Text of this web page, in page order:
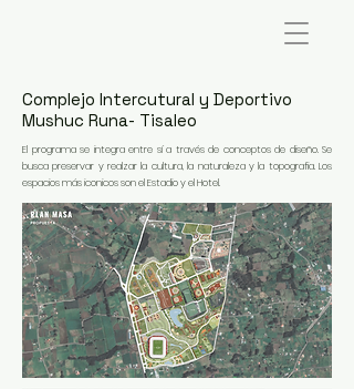
Complejo Intercutural y Deportivo
Mushuc Runa- Tisaleo
El programa se integra entre sí a través de conceptos de diseño. Se
busca preservar y realzar la cultura, la naturaleza y la topografia. Los
espacios más iconicos son el Estadio y el Hotel.